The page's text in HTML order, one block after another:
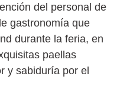
del personal de
gastronomía que
durante la feria, en
paellas
y sabiduría por el